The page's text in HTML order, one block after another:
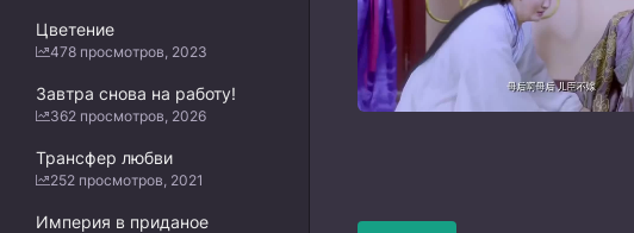
Цветение
478 просмотров, 2023
Завтра снова на работу!
362 просмотров, 2026
Трансфер любви
252 просмотров, 2021
Империя в приданое